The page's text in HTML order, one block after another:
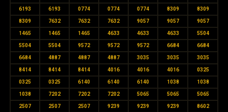
6193 6193 0774 0774 0774 8309 8309
8309 7632 7632 7632 9057 9057 9057
1465 1465 1465 4633 4633 4633 5504
5504 5504 9572 9572 9572 6684 6684
6684 4887 4887 4887 3035 3035 3035
8414 8414 8414 4016 4016 4016 0325
0325 0325 6140 6140 6140 1038 1038
1038 7202 7202 7202 5065 5065 5065
2507 2507 2507 9239 9239 9239 8602